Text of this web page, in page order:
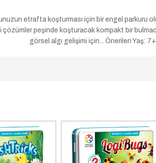
etrafta koşturması için bir engel parkuru
peşinde koşturacak kompakt bir
görsel algı gelişimi için... Önerilen Yaş: